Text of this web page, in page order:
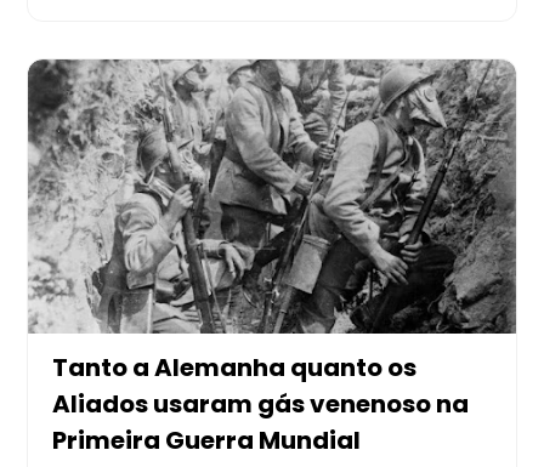
Tanto a Alemanha quanto os
Aliados usaram gás venenoso na
Primeira Guerra Mundial